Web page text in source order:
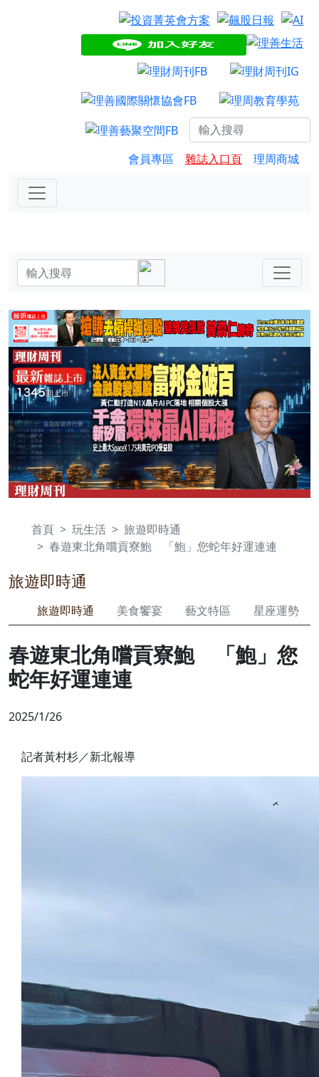
會員專區 雜誌入口頁 理周商城
首頁 玩生活
旅遊即時通
春遊東北角嚐貢寮鮑 「鮑」您蛇年好運連連
旅遊即時通
旅遊即時通 美食饗宴 藝文特區 星座運勢
春遊東北角嚐貢寮鮑 「鮑」您
蛇年好運連連
2025/1/26
記者黃村杉／新北報導